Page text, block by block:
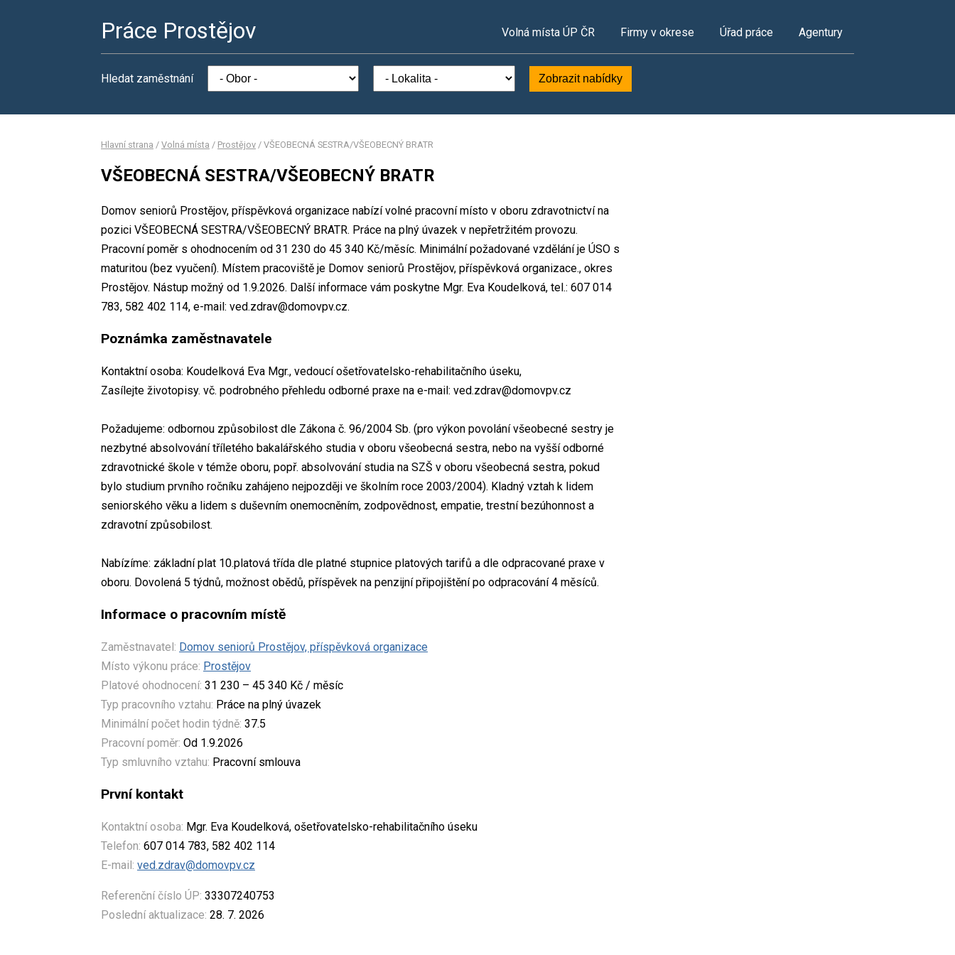
Práce Prostějov Volná místa ÚP ČR Firmy v okrese Úřad práce Agentury
Hledat zaměstnání Zobrazit nabídky
Hlavní strana / Volná místa / Prostějov / VŠEOBECNÁ SESTRA/VŠEOBECNÝ BRATR
VŠEOBECNÁ SESTRA/VŠEOBECNÝ BRATR
Domov seniorů Prostějov, příspěvková organizace nabízí volné pracovní místo v oboru zdravotnictví na
pozici VŠEOBECNÁ SESTRA/VŠEOBECNÝ BRATR. Práce na plný úvazek v nepřetržitém provozu.
Pracovní poměr s ohodnocením od 31 230 do 45 340 Kč/měsíc. Minimální požadované vzdělání je ÚSO s
maturitou (bez vyučení). Místem pracoviště je Domov seniorů Prostějov, příspěvková organizace., okres
Prostějov. Nástup možný od 1.9.2026. Další informace vám poskytne Mgr. Eva Koudelková, tel.: 607 014
783, 582 402 114, e-mail: ved.zdrav@domovpv.cz.
Poznámka zaměstnavatele
Kontaktní osoba: Koudelková Eva Mgr., vedoucí ošetřovatelsko-rehabilitačního úseku,
Zasílejte životopisy. vč. podrobného přehledu odborné praxe na e-mail: ved.zdrav@domovpv.cz
Požadujeme: odbornou způsobilost dle Zákona č. 96/2004 Sb. (pro výkon povolání všeobecné sestry je
nezbytné absolvování tříletého bakalářského studia v oboru všeobecná sestra, nebo na vyšší odborné
zdravotnické škole v témže oboru, popř. absolvování studia na SZŠ v oboru všeobecná sestra, pokud
bylo studium prvního ročníku zahájeno nejpozději ve školním roce 2003/2004). Kladný vztah k lidem
seniorského věku a lidem s duševním onemocněním, zodpovědnost, empatie, trestní bezúhonnost a
zdravotní způsobilost.
Nabízíme: základní plat 10.platová třída dle platné stupnice platových tarifů a dle odpracované praxe v
oboru. Dovolená 5 týdnů, možnost obědů, příspěvek na penzijní připojištění po odpracování 4 měsíců.
Informace o pracovním místě
Zaměstnavatel: Domov seniorů Prostějov, příspěvková organizace
Místo výkonu práce: Prostějov
Platové ohodnocení: 31 230 – 45 340 Kč / měsíc
Typ pracovního vztahu: Práce na plný úvazek
Minimální počet hodin týdně: 37.5
Pracovní poměr: Od 1.9.2026
Typ smluvního vztahu: Pracovní smlouva
První kontakt
Kontaktní osoba: Mgr. Eva Koudelková, ošetřovatelsko-rehabilitačního úseku
Telefon: 607 014 783, 582 402 114
E-mail: ved.zdrav@domovpv.cz
Referenční číslo ÚP: 33307240753
Poslední aktualizace: 28. 7. 2026